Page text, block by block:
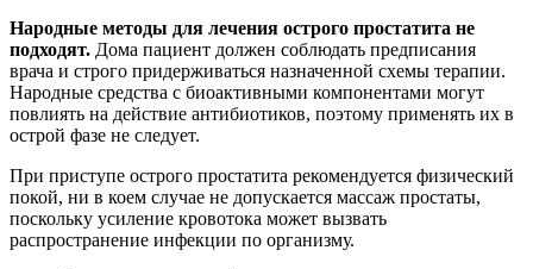
Народные методы для лечения острого простатита не
подходят. Дома пациент должен соблюдать предписания
врача и строго придерживаться назначенной схемы терапии.
Народные средства с биоактивными компонентами могут
повлиять на действие антибиотиков, поэтому применять их в
острой фазе не следует.
При приступе острого простатита рекомендуется физический
покой, ни в коем случае не допускается массаж простаты,
поскольку усиление кровотока может вызвать
распространение инфекции по организму.